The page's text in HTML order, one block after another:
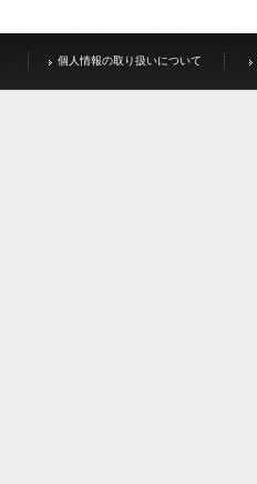
個人情報の取り扱いについて